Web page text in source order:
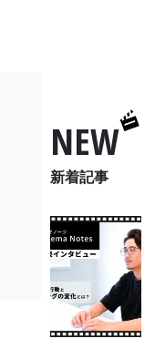
NEW
新着記事